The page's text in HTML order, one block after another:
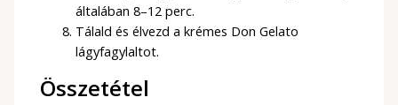
általában 8–12 perc.
Tálald és élvezd a krémes Don Gelato
lágyfagylaltot.
Összetétel